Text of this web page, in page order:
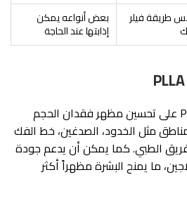
طريقة فيلر بعض أنواعه يمكن
إذابتها عند الحاجة
قد يساعد فيلر لانلوما PLLA على تحسين مظهر فقدان الحجم
مثل الخدود، الصدغين، خط الفك
الطبي. كما يمكن أن يدعم جودة
ما يمنح البشرة مظهراً أكثر